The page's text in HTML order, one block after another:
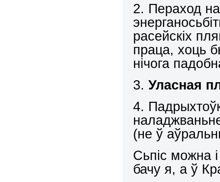
2. Пераход
расейскіх
праца, хоць
нічога
3.Уласная
4.
(не ў
Сьпіс можна
бачу я, а ў